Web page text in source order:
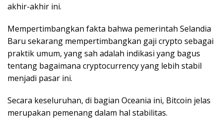
akhir-akhir ini.
Mempertimbangkan fakta bahwa pemerintah Selandia
Baru sekarang mempertimbangkan gaji crypto sebagai
praktik umum, yang sah adalah indikasi yang bagus
tentang bagaimana cryptocurrency yang lebih stabil
menjadi pasar ini.
Secara keseluruhan, di bagian Oceania ini, Bitcoin jelas
merupakan pemenang dalam hal stabilitas.